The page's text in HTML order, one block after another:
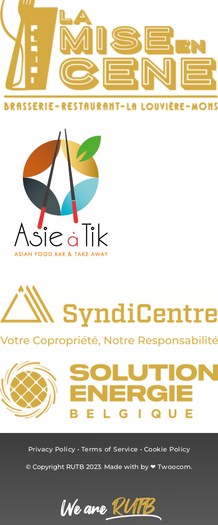
Privacy Policy • Terms of Service • Cookie Policy
© Copyright RUTB 2023. Made with by ❤ Twoocom.
We areRUTB